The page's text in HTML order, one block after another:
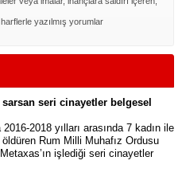
yazılmış yorumlar
sarsan seri cinayetler belgesel
2016-2018 yılları arasında 7 kadın ile
Rum Milli Muhafız Ordusu
işlediği seri cinayetler